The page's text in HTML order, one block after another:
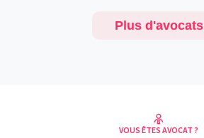
Plus d'avocats
VOUS ÊTES AVOCAT ?